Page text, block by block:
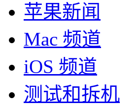
苹果新闻
Mac 频道
iOS 频道
测试和拆机